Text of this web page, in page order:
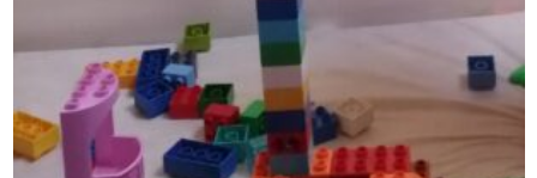
Julinka tvořila sopku se strejdou (18let), který do dnes
lego miluje. Nejlepší část byl samozřejmě „výbuch“, který
maminka tak vehementně chytala, že zapomněla fotit.
Moc děkujeme ta super aktivitu na celé dopoledne
.